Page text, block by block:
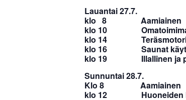
Lauantai 27.7.
klo 8 Aamiainen
klo 10
klo 14 Teräsmotoristi
klo 16 Saunat
klo 19 Illallinen ja
Sunnuntai 28.7.
Klo 8 Aamiainen
klo 12 Huoneiden